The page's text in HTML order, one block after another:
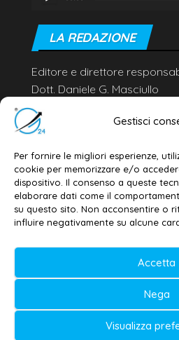
Gestisci
Per fornire le migliori esperienze,
cookie per memorizzare e/o
dispositivo. Il consenso a queste
elaborare dati come il
su questo sito. Non acconsentire o
influire negativamente su alcune
Accetta
Nega
Visualizza
LA REDAZIONE
Editore e direttore
Dott. Daniele G. Masciullo
Email:
Contatti
Privacy policy–Cookie
© 2020-2026 |
Stampa
Editore e direttore
Daniele G.
Galatina24 è marchio